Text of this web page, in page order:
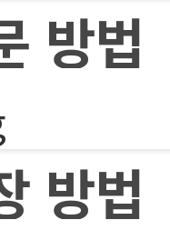
방법
방법